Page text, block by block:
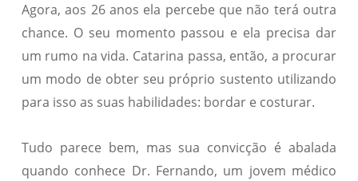
Agora, aos 26 anos ela percebe que não terá outra
chance. O seu momento passou e ela precisa dar
um rumo na vida. Catarina passa, então, a procurar
um modo de obter seu próprio sustento utilizando
para isso as suas habilidades: bordar e costurar.
Tudo parece bem, mas sua convicção é abalada
quando conhece Dr. Fernando, um jovem médico